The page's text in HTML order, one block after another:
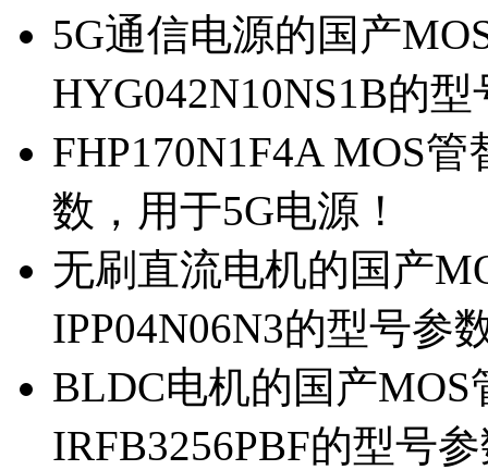
5G通信电源的国产
HYG042N10NS1B的
FHP170N1F4A MOS
数，用于5G电源！
无刷直流电机的国产
IPP04N06N3的型号参
BLDC电机的国产MOS
IRFB3256PBF的型号